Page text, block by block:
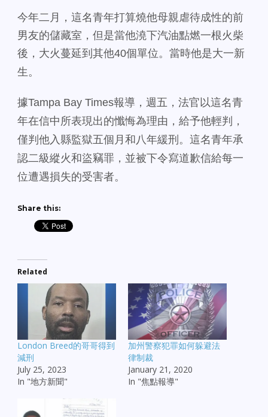
今年二月，這名青年打算燒他母親虐待成性的前
男友的儲藏室， 但是當他澆下汽油點燃一根火柴
後，大火蔓延到其他40個單位。 當時他是大一新
生。
據Tampa Bay Times報導，週五， 法官以這名青
年在信中所表現出的懺悔為理由，給予他輕判，
僅判他入縣監獄五個月和八年緩刑。 這名青年承
認二級縱火和盜竊罪， 並被下令寫道歉信給每一
位遭遇損失的受害者。
Share this:
Related
London Breed的哥哥得到
減刑
July 25, 2023
In "地方新聞"
加州警察犯罪如何躲避法
律制裁
January 21, 2020
In "焦點報導"